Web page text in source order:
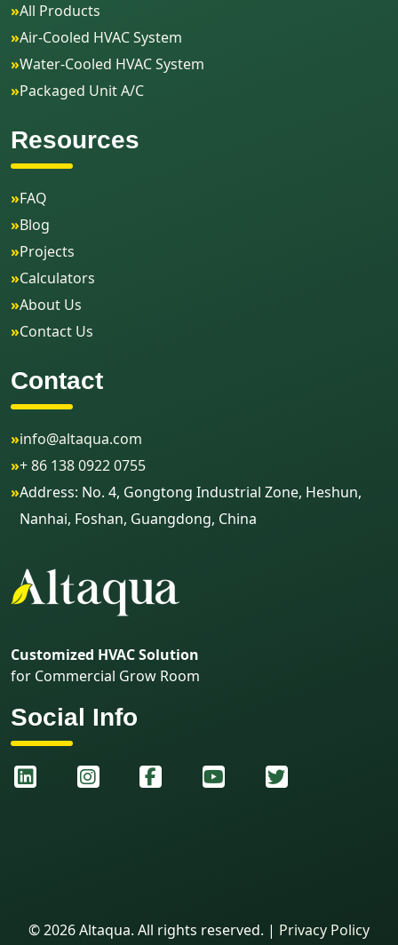
»All Products
»Air-Cooled HVAC System
»Water-Cooled HVAC System
»Packaged Unit A/C
Resources
»FAQ
»Blog
»Projects
»Calculators
»About Us
»Contact Us
Contact
»info@altaqua.com
»+ 86 138 0922 0755
»Address: No. 4, Gongtong Industrial Zone, Heshun,
Nanhai, Foshan, Guangdong, China
Customized HVAC Solution
for Commercial Grow Room
Social Info
©2026Altaqua. All rights reserved. | Privacy Policy